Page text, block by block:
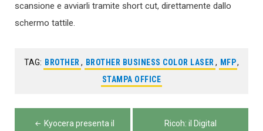
scansione e avviarli tramite short cut, direttamente dallo
schermo tattile.
TAG: BROTHER , BROTHER BUSINESS COLOR LASER , MFP,
STAMPA OFFICE
Navigazione
Kyocera presenta il
Ricoh: il Digital